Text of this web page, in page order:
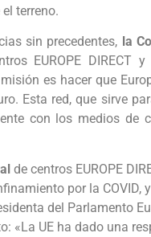
terreno.
sin precedentes, la
EUROPE DIRECT y
es hacer que
Esta red, que sirve
con los medios de
de centros EUROPE
por la COVID, y
del Parlamento
«La UE ha dado una